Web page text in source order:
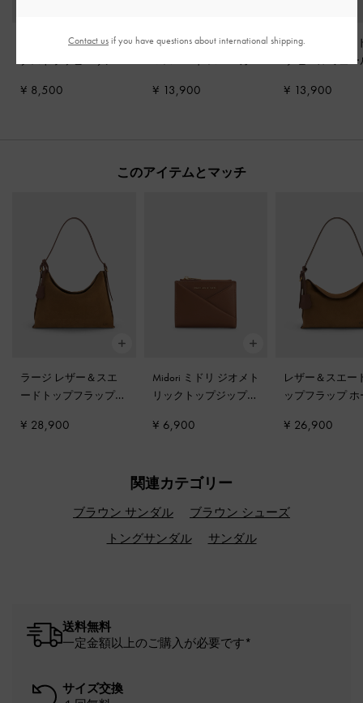
Yara ヤラ ターンロッ
¥ 8,500
Jace ジェイス レザー
¥ 13,900
レザー＆スエー
ウ ヒールミュ
¥ 13,900
このアイテムとマッチ
ラージ レザー＆スエ
ードトップフラップ
ウン
¥ 28,900
Midori ミドリ ジオメト
リックトップジップウ
ト
¥ 6,900
レザー＆スエー
ップフラップ ホ
¥ 26,900
関連カテゴリー
ブラウン サンダル
ブラウン シューズ
トングサンダル
サンダル
送料無料
一定金額以上のご購入が必要です*
サイズ交換
Contact usif you have questions about international shipping.